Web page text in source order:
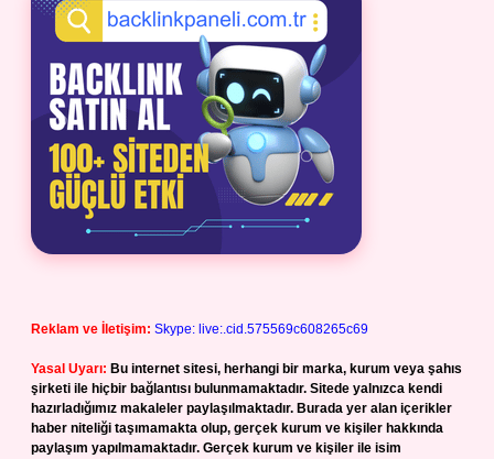
Reklam ve İletişim: Skype: live:.cid.575569c608265c69
Yasal Uyarı: Bu internet sitesi, herhangi bir marka, kurum veya şahıs
şirketi ile hiçbir bağlantısı bulunmamaktadır. Sitede yalnızca kendi
hazırladığımız makaleler paylaşılmaktadır. Burada yer alan içerikler
haber niteliği taşımamakta olup, gerçek kurum ve kişiler hakkında
paylaşım yapılmamaktadır. Gerçek kurum ve kişiler ile isim